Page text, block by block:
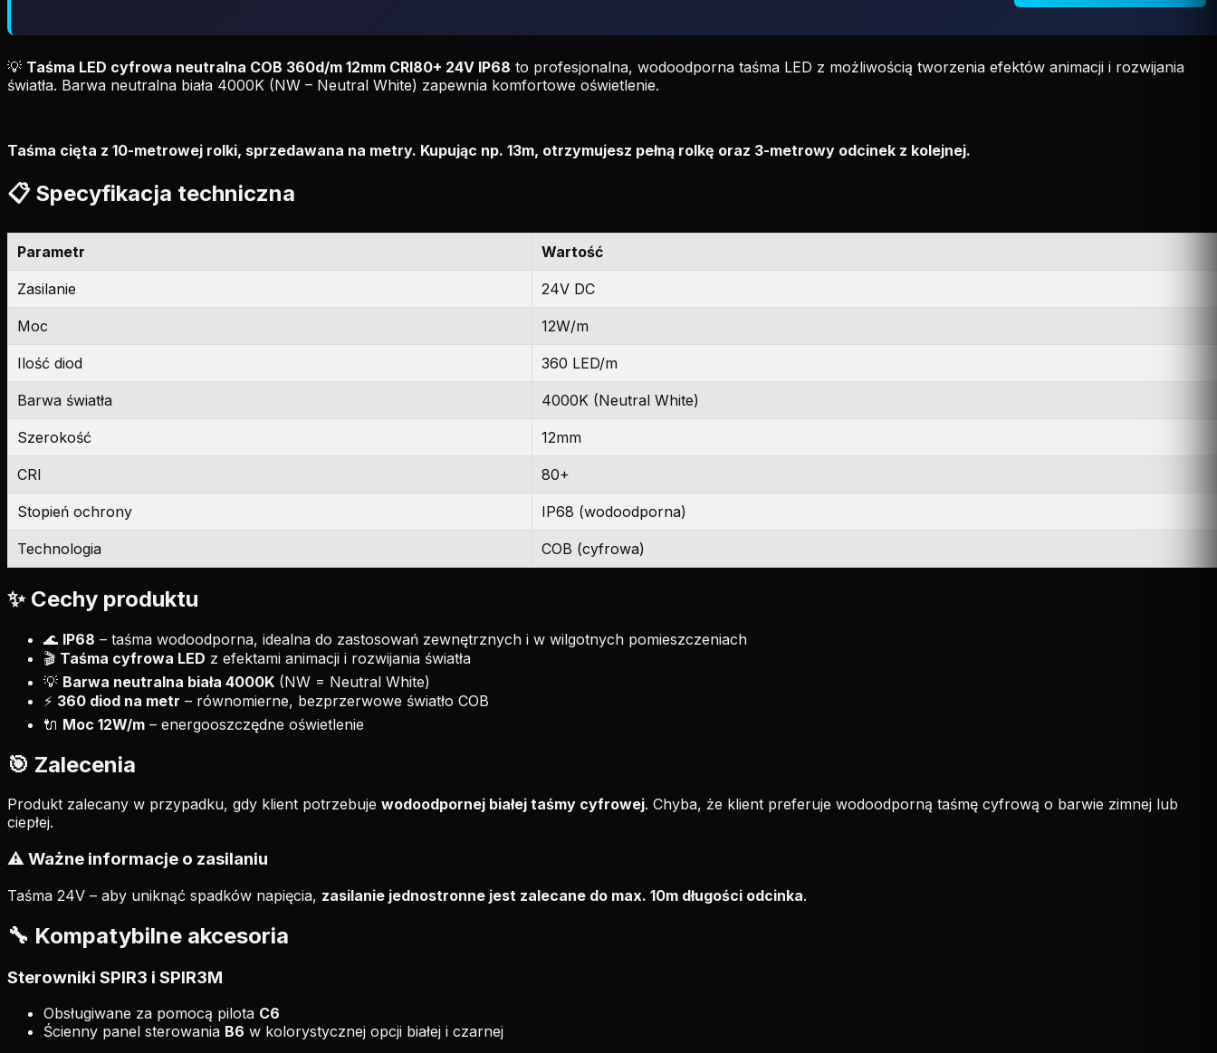
💡 Taśma LED cyfrowa neutralna COB 360d/m 12mm CRI80+ 24V IP68 to profesjonalna, wodoodporna taśma LED z możliwością tworzenia efektów animacji i rozwijania
światła. Barwa neutralna biała 4000K (NW – Neutral White) zapewnia komfortowe oświetlenie.
Taśma cięta z 10-metrowej rolki, sprzedawana na metry. Kupując np. 13m, otrzymujesz pełną rolkę oraz 3-metrowy odcinek z kolejnej.
📋 Specyfikacja techniczna
Parametr Wartość
Zasilanie 24V DC
Moc 12W/m
Ilość diod 360 LED/m
Barwa światła 4000K (Neutral White)
Szerokość 12mm
CRI 80+
Stopień ochrony IP68 (wodoodporna)
Technologia COB (cyfrowa)
✨ Cechy produktu
🌊 IP68 – taśma wodoodporna, idealna do zastosowań zewnętrznych i w wilgotnych pomieszczeniach
🎬 Taśma cyfrowa LED z efektami animacji i rozwijania światła
💡 Barwa neutralna biała 4000K (NW = Neutral White)
⚡ 360 diod na metr – równomierne, bezprzerwowe światło COB
🔌 Moc 12W/m – energooszczędne oświetlenie
🎯 Zalecenia
Produkt zalecany w przypadku, gdy klient potrzebuje wodoodpornej białej taśmy cyfrowej. Chyba, że klient preferuje wodoodporną taśmę cyfrową o barwie zimnej lub
ciepłej.
⚠️ Ważne informacje o zasilaniu
Taśma 24V – aby uniknąć spadków napięcia, zasilanie jednostronne jest zalecane do max. 10m długości odcinka.
🔧 Kompatybilne akcesoria
Sterowniki SPIR3 i SPIR3M
Obsługiwane za pomocą pilota C6
Ścienny panel sterowania B6 w kolorystycznej opcji białej i czarnej